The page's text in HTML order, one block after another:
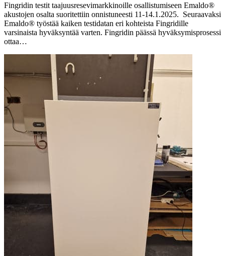
Fingridin testit taajuusresevimarkkinoille osallistumiseen Emaldo®
akustojen osalta suoritettiin onnistuneesti 11-14.1.2025. Seuraavaksi
Emaldo® työstää kaiken testidatan eri kohteista Fingridille
varsinaista hyväksyntää varten. Fingridin päässä hyväksymisprosessi
ottaa…